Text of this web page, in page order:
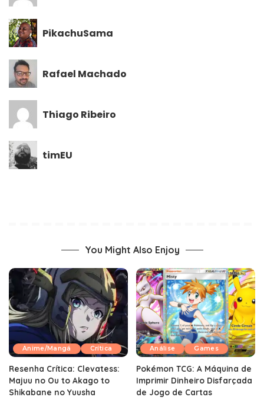
PikachuSama
Rafael Machado
Thiago Ribeiro
timEU
You Might Also Enjoy
Anime/Mangá Crítica
Resenha Crítica: Clevatess:
Majuu no Ou to Akago to
Shikabane no Yuusha
Análise Games
Pokémon TCG: A Máquina de
Imprimir Dinheiro Disfarçada
de Jogo de Cartas